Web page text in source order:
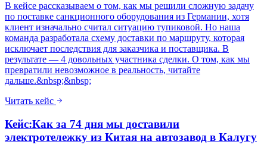
В кейсе рассказываем о том, как мы решили сложную задачу
по поставке санкционного оборудования из Германии, хотя
клиент изначально считал ситуацию тупиковой. Но наша
команда разработала схему доставки по маршруту, которая
исключает последствия для заказчика и поставщика. В
результате — 4 довольных участника сделки. О том, как мы
превратили невозможное в реальность, читайте
дальше.&nbsp;&nbsp;
Читать кейс
Кейс:Как за 74 дня мы доставили
электротележку из Китая на автозавод в Калугу